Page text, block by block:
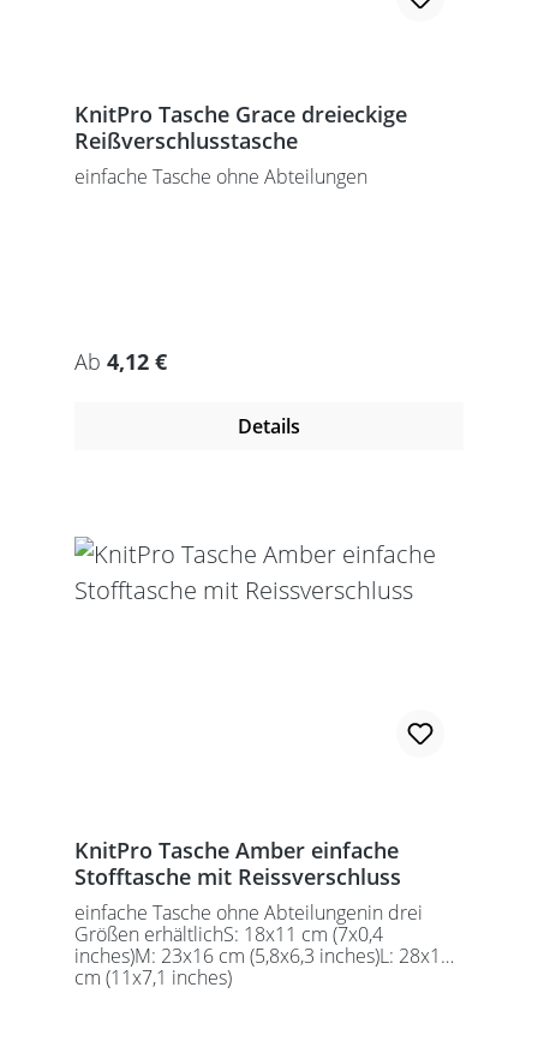
KnitPro Tasche Grace dreieckige
Reißverschlusstasche
einfache Tasche ohne Abteilungen
Regulärer Preis:
Ab 4,12 €
Details
KnitPro Tasche Amber einfache
Stofftasche mit Reissverschluss
einfache Tasche ohne Abteilungenin drei
Größen erhältlichS: 18x11 cm (7x0,4
inches)M: 23x16 cm (5,8x6,3 inches)L: 28x18
cm (11x7,1 inches)